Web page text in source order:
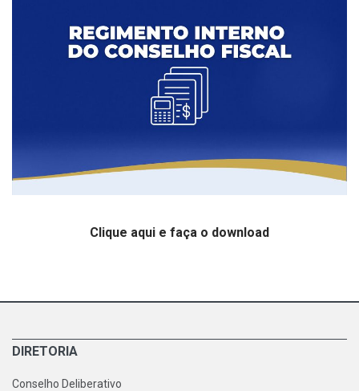
Clique aqui e faça o download
DIRETORIA
Conselho Deliberativo